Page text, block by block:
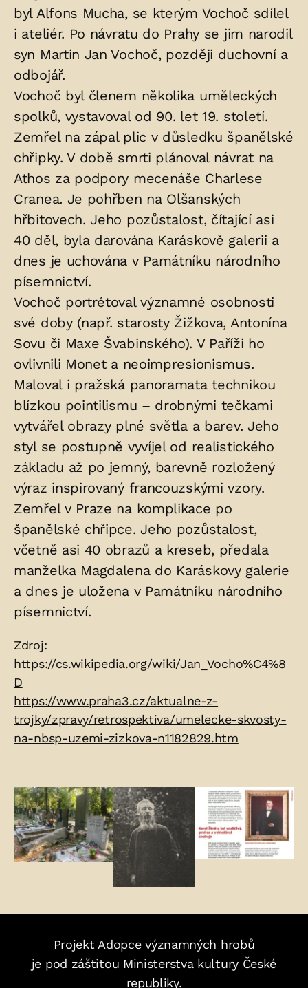
byl Alfons Mucha, se kterým Vochoč sdílel
i ateliér. Po návratu do Prahy se jim narodil
syn Martin Jan Vochoč, později duchovní a
odbojář.
Vochoč byl členem několika uměleckých
spolků, vystavoval od 90. let 19. století.
Zemřel na zápal plic v důsledku španělské
chřipky. V době smrti plánoval návrat na
Athos za podpory mecenáše Charlese
Cranea. Je pohřben na Olšanských
hřbitovech. Jeho pozůstalost, čítající asi
40 děl, byla darována Karáskově galerii a
dnes je uchována v Památníku národního
písemnictví.
Vochoč portrétoval významné osobnosti
své doby (např. starosty Žižkova, Antonína
Sovu či Maxe Švabinského). V Paříži ho
ovlivnili Monet a neoimpresionismus.
Maloval i pražská panoramata technikou
blízkou pointilismu – drobnými tečkami
vytvářel obrazy plné světla a barev. Jeho
styl se postupně vyvíjel od realistického
základu až po jemný, barevně rozložený
výraz inspirovaný francouzskými vzory.
Zemřel v Praze na komplikace po
španělské chřipce. Jeho pozůstalost,
včetně asi 40 obrazů a kreseb, předala
manželka Magdalena do Karáskovy galerie
a dnes je uložena v Památníku národního
písemnictví.
Zdroje:
Zdroj:
https://cs.wikipedia.org/wiki/Jan_Vocho%C4%8
D
https://www.praha3.cz/aktualne-z-
trojky/zpravy/retrospektiva/umelecke-skvosty-
na-nbsp-uzemi-zizkova-n1182829.htm
Fotogalerie:
Projekt Adopce významných hrobů
je pod záštitou Ministerstva kultury České
republiky.